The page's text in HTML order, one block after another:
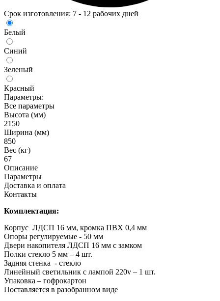
Срок изготовления: 7 - 12 рабочих дней
Белый
Синий
Зеленый
Красный
Параметры:
Все параметры
Высота (мм)
2150
Ширина (мм)
850
Вес (кг)
67
Описание
Параметры
Доставка и оплата
Контакты
Комплектация:
Корпус ЛДСП 16 мм, кромка ПВХ 0,4 мм
Опоры регулируемые - 50 мм
Двери накопителя ЛДСП 16 мм с замком
Полки стекло 5 мм – 4 шт.
Задняя стенка - стекло
Линейный светильник с лампой 220v – 1 шт.
Упаковка – гофрокартон
Поставляется в разобранном виде